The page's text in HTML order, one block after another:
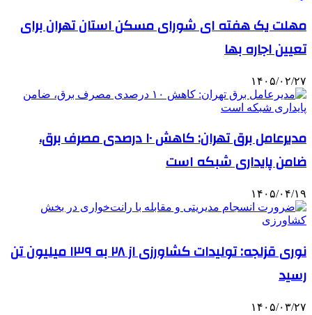
مهلت یک هفته ای شورای مسکن استان تهران برای
تعیین اجاره بها
۱۴۰۵/۰۲/۲۷
مدیرعامل برق تهران: کاهش ۱۰ درصدی مصرف برق،
ضامن پایداری شبکه است
۱۴۰۵/۰۴/۱۹
نوری قزلجه: تولیدات کشاورزی از ۲۸ به ۱۳۹ میلیون تن
رسید
۱۴۰۵/۰۳/۲۷